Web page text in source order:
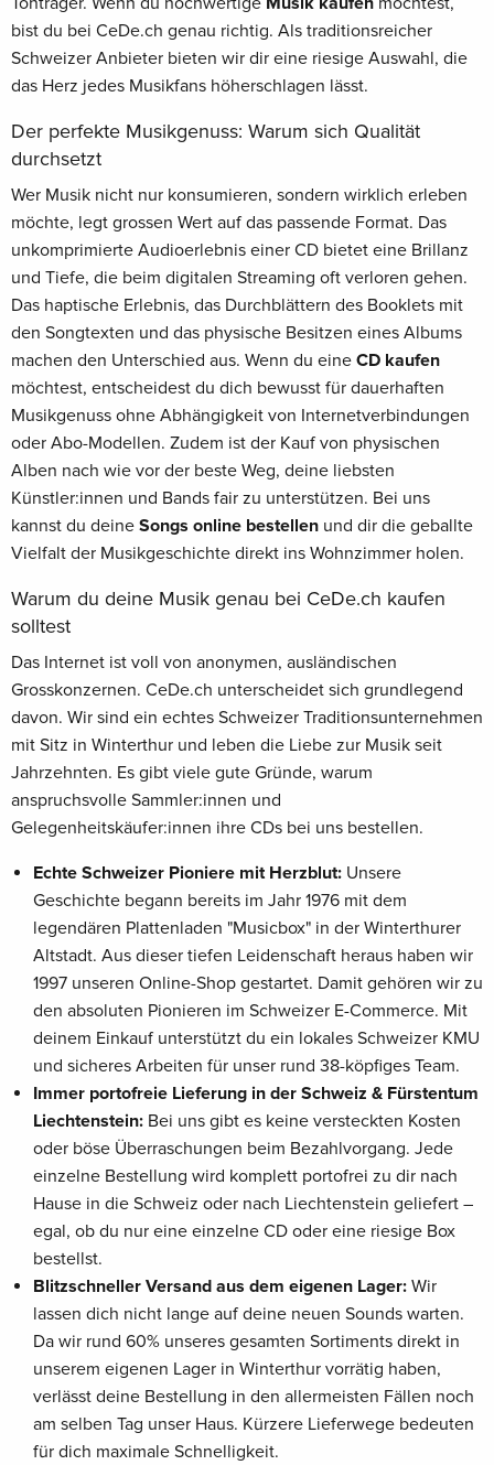
bist du bei CeDe.ch genau richtig. Als traditionsreicher
Schweizer Anbieter bieten wir dir eine riesige Auswahl, die
das Herz jedes Musikfans höherschlagen lässt.
Der perfekte Musikgenuss: Warum sich Qualität
durchsetzt
Wer Musik nicht nur konsumieren, sondern wirklich erleben
möchte, legt grossen Wert auf das passende Format. Das
unkomprimierte Audioerlebnis einer CD bietet eine Brillanz
und Tiefe, die beim digitalen Streaming oft verloren gehen.
Das haptische Erlebnis, das Durchblättern des Booklets mit
den Songtexten und das physische Besitzen eines Albums
machen den Unterschied aus. Wenn du eine CD kaufen
möchtest, entscheidest du dich bewusst für dauerhaften
Musikgenuss ohne Abhängigkeit von Internetverbindungen
oder Abo-Modellen. Zudem ist der Kauf von physischen
Alben nach wie vor der beste Weg, deine liebsten
Künstler:innen und Bands fair zu unterstützen. Bei uns
kannst du deine Songs online bestellen und dir die geballte
Vielfalt der Musikgeschichte direkt ins Wohnzimmer holen.
Warum du deine Musik genau bei CeDe.ch kaufen
solltest
Das Internet ist voll von anonymen, ausländischen
Grosskonzernen. CeDe.ch unterscheidet sich grundlegend
davon. Wir sind ein echtes Schweizer Traditionsunternehmen
mit Sitz in Winterthur und leben die Liebe zur Musik seit
Jahrzehnten. Es gibt viele gute Gründe, warum
anspruchsvolle Sammler:innen und
Gelegenheitskäufer:innen ihre CDs bei uns bestellen.
Echte Schweizer Pioniere mit Herzblut: Unsere
Geschichte begann bereits im Jahr 1976 mit dem
legendären Plattenladen "Musicbox" in der Winterthurer
Altstadt. Aus dieser tiefen Leidenschaft heraus haben wir
1997 unseren Online-Shop gestartet. Damit gehören wir zu
den absoluten Pionieren im Schweizer E-Commerce. Mit
deinem Einkauf unterstützt du ein lokales Schweizer KMU
und sicheres Arbeiten für unser rund 38-köpfiges Team.
Immer portofreie Lieferung in der Schweiz & Fürstentum
Liechtenstein: Bei uns gibt es keine versteckten Kosten
oder böse Überraschungen beim Bezahlvorgang. Jede
einzelne Bestellung wird komplett portofrei zu dir nach
Hause in die Schweiz oder nach Liechtenstein geliefert –
egal, ob du nur eine einzelne CD oder eine riesige Box
bestellst.
Blitzschneller Versand aus dem eigenen Lager: Wir
lassen dich nicht lange auf deine neuen Sounds warten.
Da wir rund 60% unseres gesamten Sortiments direkt in
unserem eigenen Lager in Winterthur vorrätig haben,
verlässt deine Bestellung in den allermeisten Fällen noch
am selben Tag unser Haus. Kürzere Lieferwege bedeuten
für dich maximale Schnelligkeit.